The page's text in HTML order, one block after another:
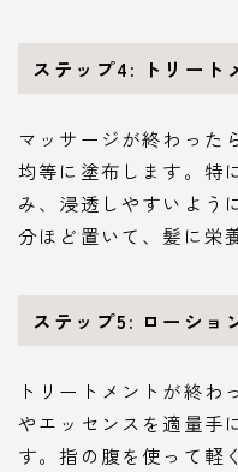
ステップ4: トリート
マッサージが終わった
均等に塗布します。特
み、浸透しやすいよう
分ほど置いて、髪に栄
ステップ5: ローショ
トリートメントが終わ
やエッセンスを適量手
す。指の腹を使って軽